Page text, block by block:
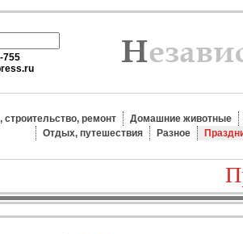
755
строительство, ремонт
Домашние животные
Отдых, путешествия
Разное